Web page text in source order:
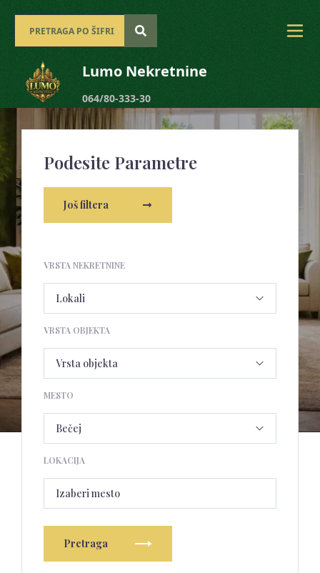
Lumo Nekretnine
064/80-333-30
Podesite Parametre
Još filtera
VRSTA NEKRETNINE
VRSTA OBJEKTA
MESTO
LOKACIJA
Izaberi mesto
Pretraga